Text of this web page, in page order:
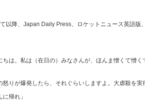
降、Japan Daily Press、ロケットニュース英語版
ちは。私は（在日の）みなさんが、ほんま憎くて憎
りが爆発したら、それぐらいしますよ。大虐殺を実
帰れ」